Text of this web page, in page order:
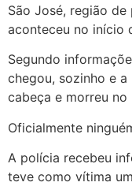
São José, região
aconteceu no início
Segundo
chegou, sozinho e
cabeça e morreu no
Oficialmente
A polícia recebeu
teve como vítima